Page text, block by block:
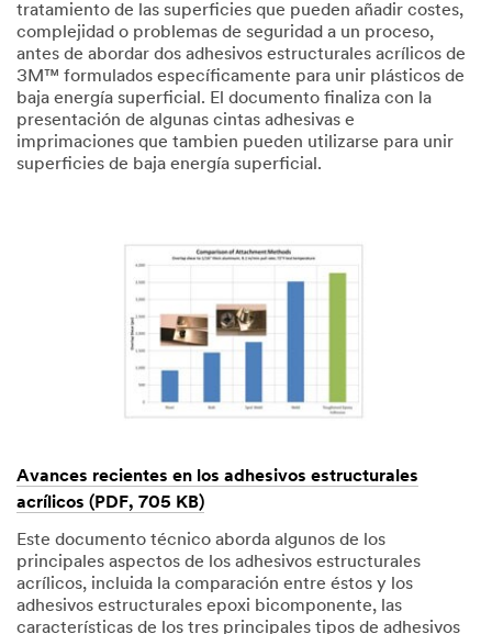
tratamiento de las superficies que pueden añadir costes,
complejidad o problemas de seguridad a un proceso,
antes de abordar dos adhesivos estructurales acrílicos de
3M™ formulados específicamente para unir plásticos de
baja energía superficial. El documento finaliza con la
presentación de algunas cintas adhesivas e
imprimaciones que tambien pueden utilizarse para unir
superficies de baja energía superficial.
Avances recientes en los adhesivos estructurales
acrílicos (PDF, 705 KB)
Este documento técnico aborda algunos de los
principales aspectos de los adhesivos estructurales
acrílicos, incluida la comparación entre éstos y los
adhesivos estructurales epoxi bicomponente, las
características de los tres principales tipos de adhesivos